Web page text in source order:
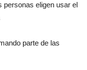
personas eligen usar el
parte de las